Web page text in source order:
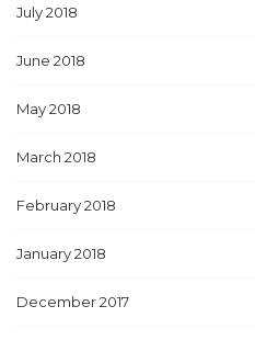
July 2018
June 2018
May 2018
March 2018
February 2018
January 2018
December 2017